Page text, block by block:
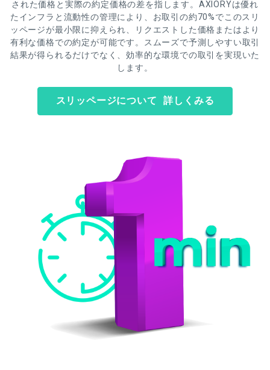
された価格と実際の約定価格の差を指します。AXIORYは優れ
たインフラと流動性の管理により、お取引の約70%でこのスリ
ッページが最小限に抑えられ、リクエストした価格またはより
有利な価格での約定が可能です。スムーズで予測しやすい取引
結果が得られるだけでなく、効率的な環境での取引を実現いた
します。
スリッページについて 詳しくみる